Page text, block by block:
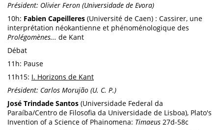
Président: Olivier Feron (Universidade de Evora)
10h: Fabien Capeilleres (Université de Caen) : Cassirer, une
interprétation néokantienne et phénoménologique des
Prolégomènes... de Kant
Débat
11h: Pause
11h15: I. Horizons de Kant
Président: Carlos Morujão (U. C. P.)
José Trindade Santos (Universidade Federal da
Paraíba/Centro de Filosofia da Universidade de Lisboa), Plato's
Invention of a Science of Phainomena: Timaeus 27d-58c